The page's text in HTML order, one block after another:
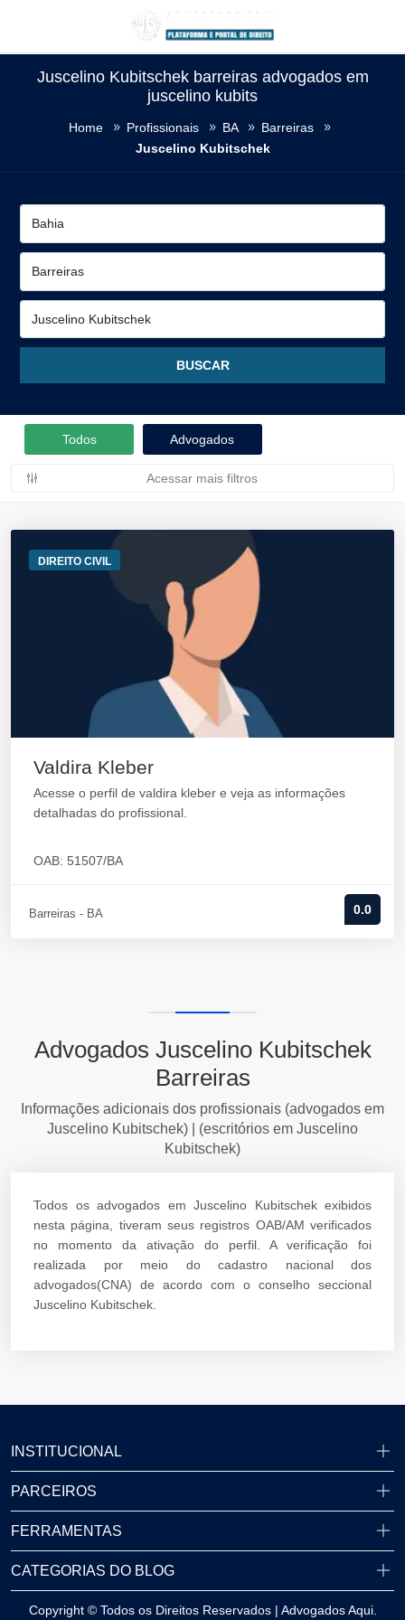
Juscelino Kubitschek barreiras advogados em
juscelino kubits
Home Profissionais BA
Barreiras
Juscelino Kubitschek
Todos Advogados
Acessar mais filtros
DIREITO CIVIL
Valdira Kleber
Acesse o perfil de valdira kleber e veja as informações
detalhadas do profissional.
OAB: 51507/BA
Barreiras - BA 0.0
Advogados Juscelino Kubitschek
Barreiras
Informações adicionais dos profissionais (advogados em
Juscelino Kubitschek) | (escritórios em Juscelino
Kubitschek)
Todos os advogados em Juscelino Kubitschek exibidos
nesta página, tiveram seus registros OAB/AM verificados
no momento da ativação do perfil. A verificação foi
realizada por meio do cadastro nacional dos
advogados(CNA) de acordo com o conselho seccional
Juscelino Kubitschek.
INSTITUCIONAL
PARCEIROS
FERRAMENTAS
CATEGORIAS DO BLOG
Copyright © Todos os Direitos Reservados | Advogados Aqui.